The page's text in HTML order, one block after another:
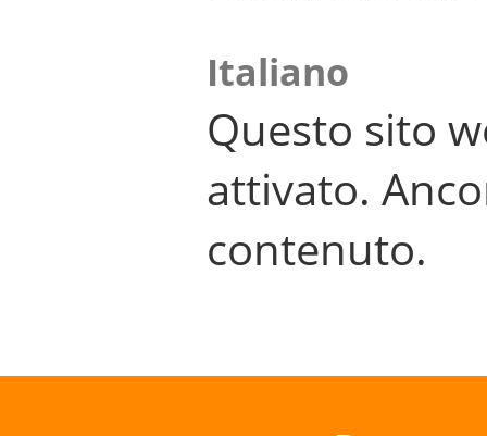
Italiano
Questo sito
attivato.
contenuto.